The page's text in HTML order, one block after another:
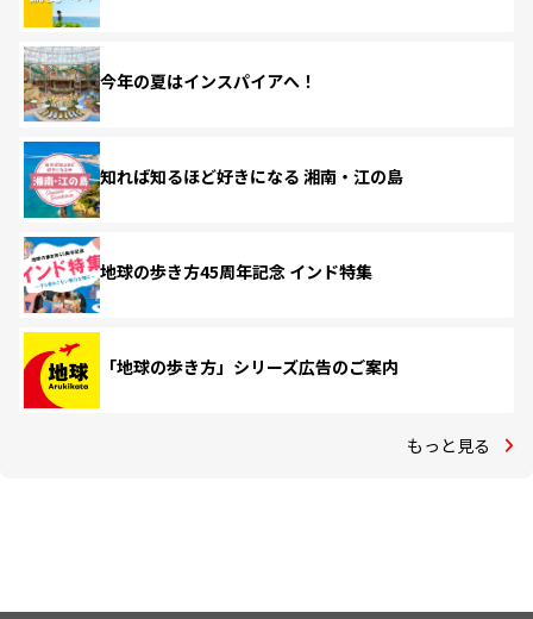
今年の夏はインスパイアへ！
知れば知るほど好きになる 湘南・江の島
地球の歩き方45周年記念 インド特集
「地球の歩き方」シリーズ広告のご案内
もっと見る